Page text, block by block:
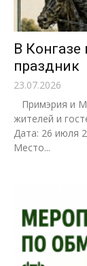
В
праздник
23.07.2026
Примэрия и
жителей и
Дата: 26 июля
Место...